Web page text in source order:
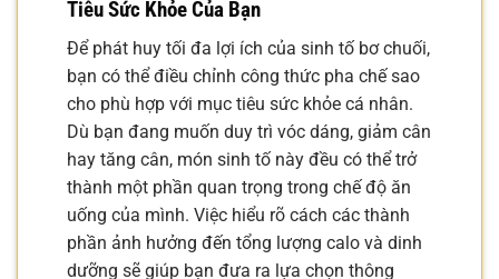
Tiêu Sức Khỏe Của Bạn
Để phát huy tối đa lợi ích của sinh tố bơ chuối,
bạn có thể điều chỉnh công thức pha chế sao
cho phù hợp với mục tiêu sức khỏe cá nhân.
Dù bạn đang muốn duy trì vóc dáng, giảm cân
hay tăng cân, món sinh tố này đều có thể trở
thành một phần quan trọng trong chế độ ăn
uống của mình. Việc hiểu rõ cách các thành
phần ảnh hưởng đến tổng lượng calo và dinh
dưỡng sẽ giúp bạn đưa ra lựa chọn thông